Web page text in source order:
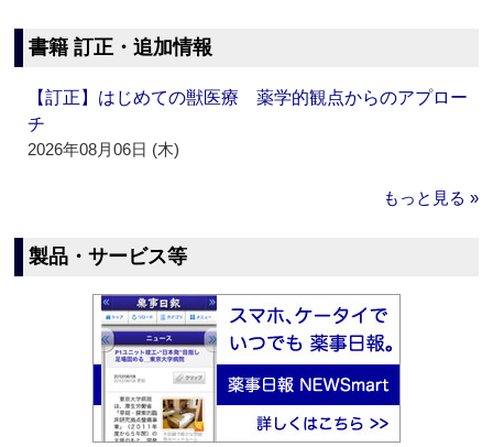
書籍 訂正・追加情報
【訂正】はじめての獣医療 薬学的観点からのアプロー
チ
2026年08月06日 (木)
もっと見る »
製品・サービス等